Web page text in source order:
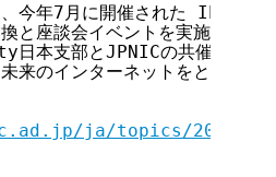
今年7月に開催された
と座談会イベントを実施します
支部とJPNICの共催で、オン
来のインターネットをともに語
ja/topics/2025/